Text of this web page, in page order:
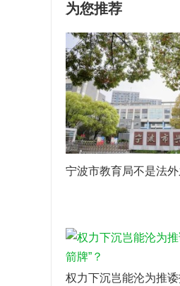
为您推荐
宁波市教育局不是法外
权力下沉岂能沦为推